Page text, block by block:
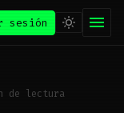
de lectura